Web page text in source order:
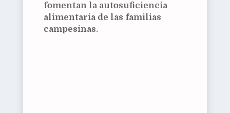
fomentan la autosuficiencia
alimentaria de las familias
campesinas.